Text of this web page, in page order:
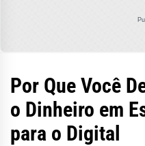
Por Que Você
o Dinheiro em
para o Digital